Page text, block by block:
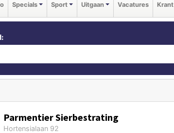
Specials Sport Uitgaan Vacatures Krant
Parmentier Sierbestrating
Hortensialaan 92